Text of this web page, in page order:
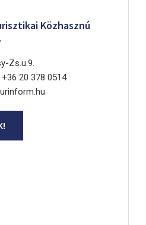
Közhasznú
Zs.u.9.
20 378 0514